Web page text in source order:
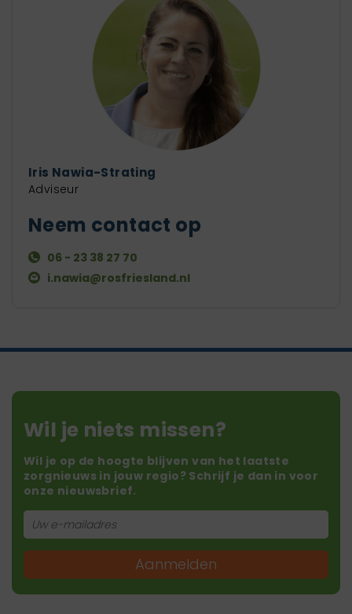
Iris Nawia-Strating
Adviseur
Neem contact op
06 - 23 38 27 70
i.nawia@rosfriesland.nl
Wil je niets missen?
Wil je op de hoogte blijven van het laatste
zorgnieuws in jouw regio? Schrijf je dan in voor
onze nieuwsbrief.
Aanmelden